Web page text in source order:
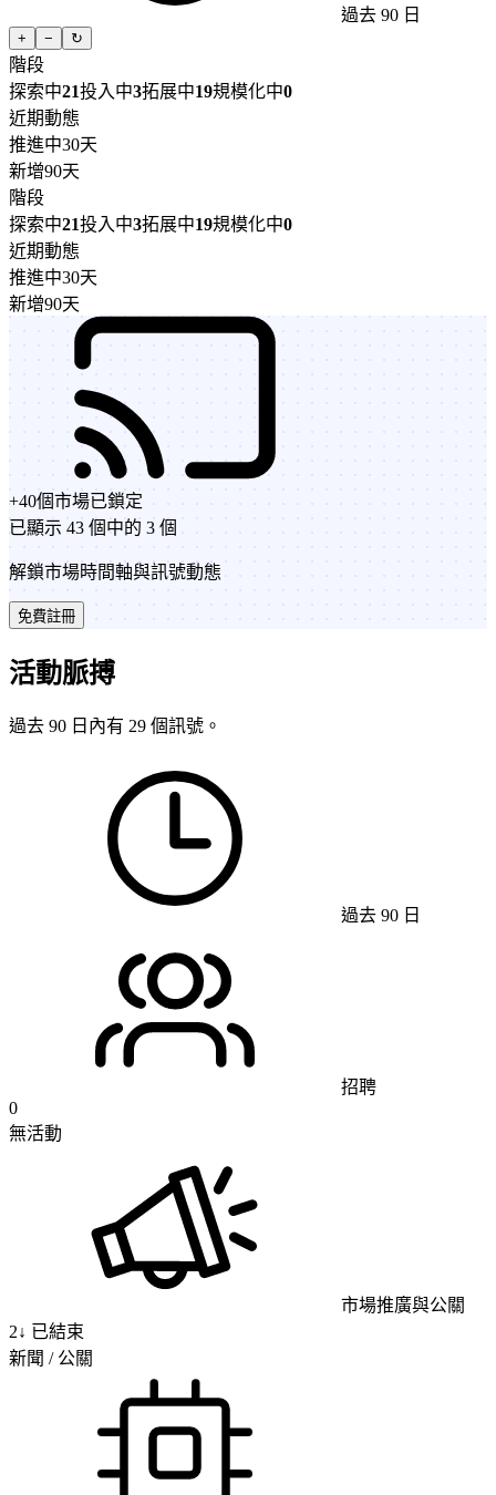
過去 90 日
+ − ↻
階段
探索中21投入中3拓展中19規模化中0
近期動態
推進中30天
新增90天
階段
探索中21投入中3拓展中19規模化中0
近期動態
推進中30天
新增90天
+40個市場已鎖定
已顯示 43 個中的 3 個
解鎖市場時間軸與訊號動態
免費註冊
活動脈搏
過去 90 日內有 29 個訊號。
過去 90 日
招聘
0
無活動
市場推廣與公關
2↓ 已結束
新聞 / 公關